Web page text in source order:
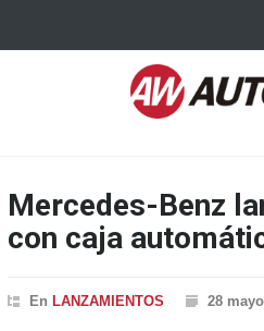
Mercedes-Benz
con caja
En LANZAMIENTOS 28